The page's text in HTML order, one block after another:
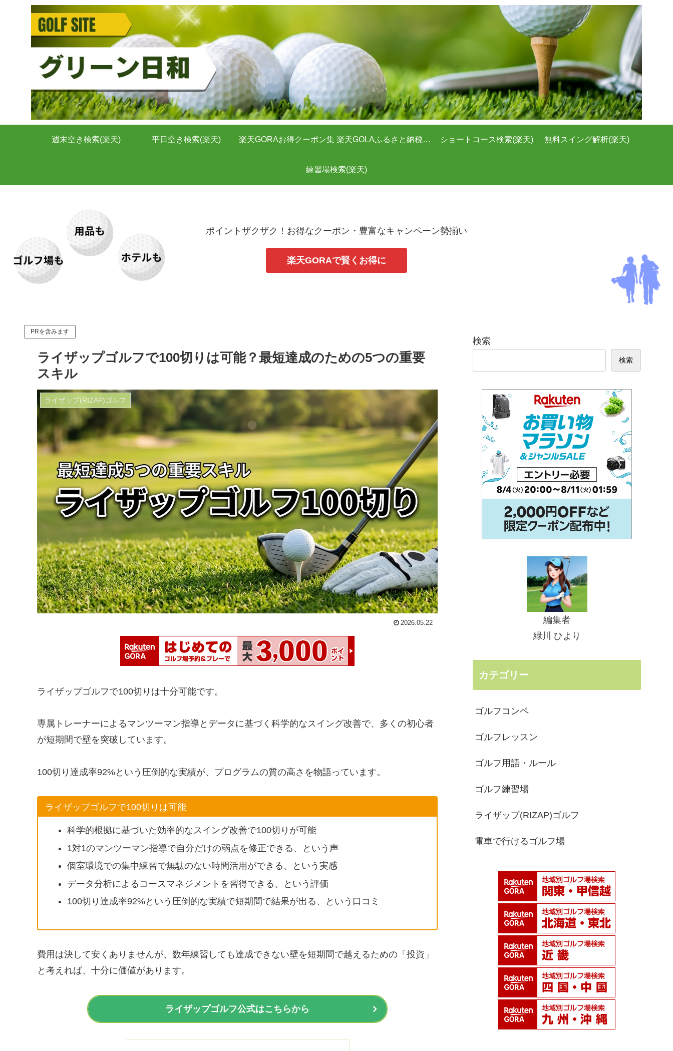
週末空き検索(楽天) 平日空き検索(楽天) 楽天GORAお得クーポン集 楽天GOLAふるさと納税クーポン ショートコース検索(楽天) 無料スイング解析(楽天)
練習場検索(楽天)
ポイントザクザク！お得なクーポン・豊富なキャンペーン勢揃い
楽天GORAで賢くお得に
PRを含みます
ライザップゴルフで100切りは可能？最短達成のための5つの重要
スキル
ライザップ(RIZAP)ゴルフ
2026.05.22
ライザップゴルフで100切りは十分可能です。
専属トレーナーによるマンツーマン指導とデータに基づく科学的なスイング改善で、多くの初心者
が短期間で壁を突破しています。
100切り達成率92%という圧倒的な実績が、プログラムの質の高さを物語っています。
ライザップゴルフで100切りは可能
科学的根拠に基づいた効率的なスイング改善で100切りが可能
1対1のマンツーマン指導で自分だけの弱点を修正できる、という声
個室環境での集中練習で無駄のない時間活用ができる、という実感
データ分析によるコースマネジメントを習得できる、という評価
100切り達成率92%という圧倒的な実績で短期間で結果が出る、という口コミ
費用は決して安くありませんが、数年練習しても達成できない壁を短期間で越えるための「投資」
と考えれば、十分に価値があります。
ライザップゴルフ公式はこちらから
検索
検索
編集者
緑川 ひより
カテゴリー
ゴルフコンペ
ゴルフレッスン
ゴルフ用語・ルール
ゴルフ練習場
ライザップ(RIZAP)ゴルフ
電車で行けるゴルフ場